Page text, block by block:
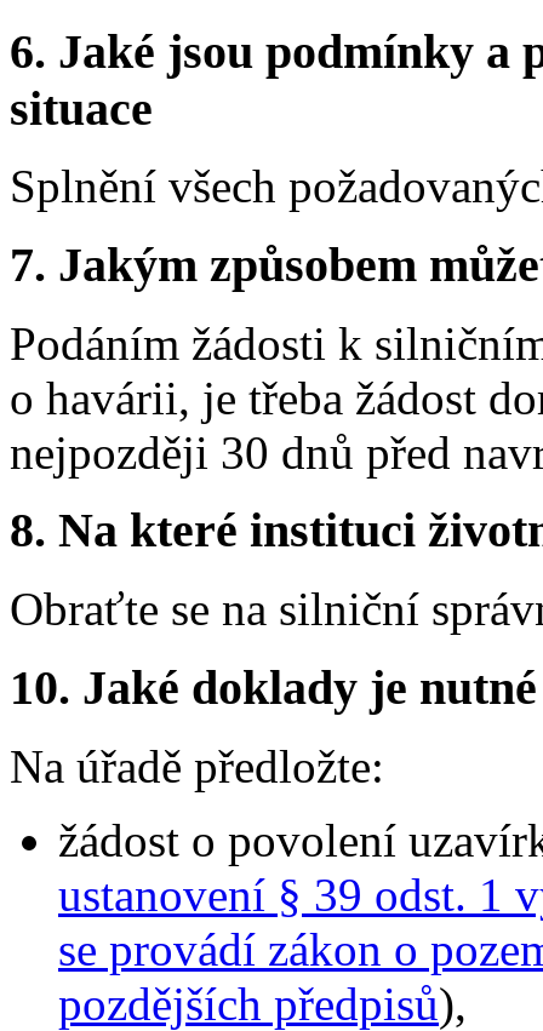
6. Jaké jsou podmínky a
situace
Splnění všech
7. Jakým způsobem
Podáním žádosti k
o havárii, je třeba žádost
nejpozději 30 dnů před
8. Na které instituci
Obraťte se na silniční
10. Jaké doklady je
Na úřadě předložte:
žádost o povolení
ustanovení § 39 odst. 1
se provádí zákon o
pozdějších předpisů),